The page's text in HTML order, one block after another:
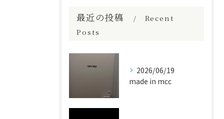
最近の投稿
Recent
Posts
2026/06/19
made in mcc